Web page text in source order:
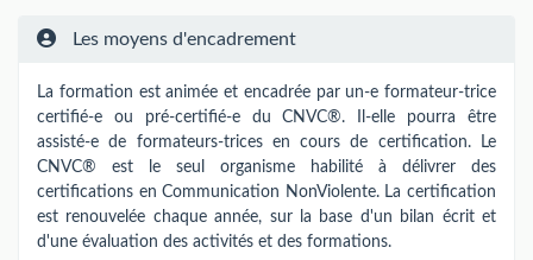
Les moyens d'encadrement
La formation est animée et encadrée par un-e formateur-trice
certifié-e ou pré-certifié-e du CNVC®. Il-elle pourra être
assisté-e de formateurs-trices en cours de certification. Le
CNVC® est le seul organisme habilité à délivrer des
certifications en Communication NonViolente. La certification
est renouvelée chaque année, sur la base d'un bilan écrit et
d'une évaluation des activités et des formations.